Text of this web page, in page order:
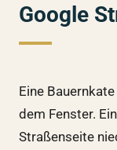
Google
Eine
dem Fenster.
Straßenseite